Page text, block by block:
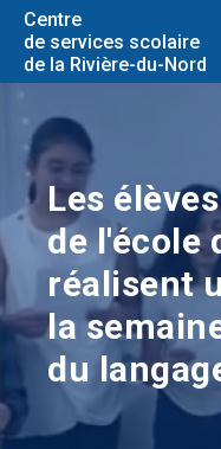
Centre
de services scolaire
de la Rivière-du-Nord
Les
de l'école
réalisent
la
du